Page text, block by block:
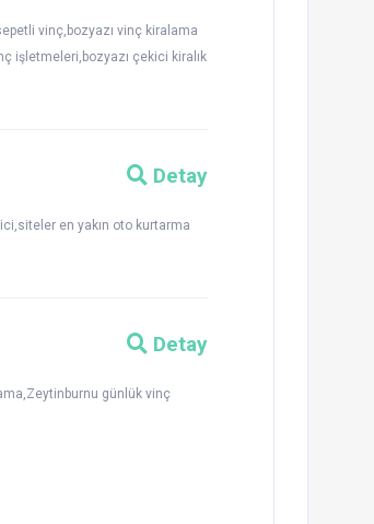
vinç,bozyazı vinç kiralama
işletmeleri,bozyazı çekici kiralık
Detay
en yakın oto kurtarma
Detay
günlük vinç